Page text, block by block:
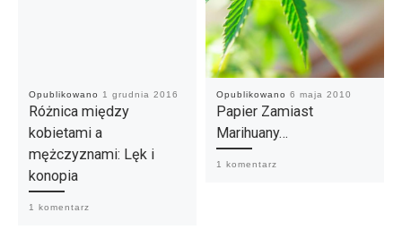
Opublikowano 1 grudnia 2016
Różnica między
kobietami a
mężczyznami: Lęk i
konopia
1 komentarz
Opublikowano 6 maja 2010
Papier Zamiast
Marihuany…
1 komentarz